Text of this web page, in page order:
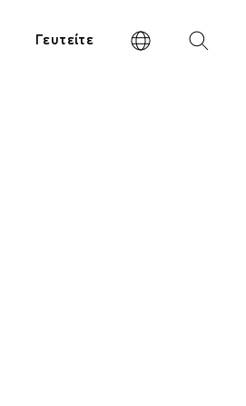
Γευτείτε